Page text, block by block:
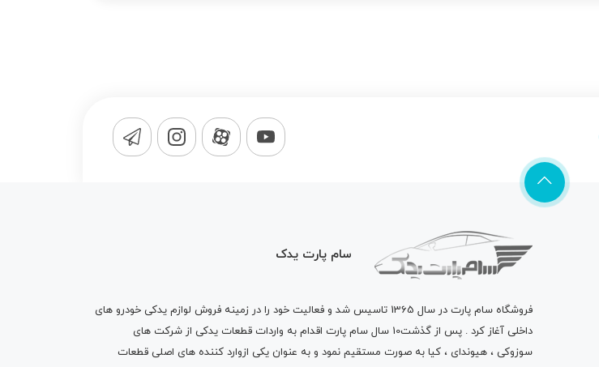
سام پارت یدک
فروشگاه سام پارت
در سال 1365 تاسیس شد و فعالیت خود را در زمینه فروش لوازم یدکی خودرو های
داخلی آغاز کرد . پس از گذشت10 سال سام پارت اقدام به واردات قطعات یدکی از شرکت های
سوزوکی ، هیوندای ، کیا به صورت مستقیم نمود و به عنوان یکی ازوارد کننده های اصلی قطعات